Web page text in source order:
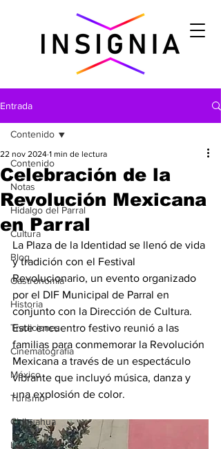
Entrada
Contenido
Notas
Hidalgo del Parral
Cultura
Blog
Gastronomìa
Historia
Tradiciones
Cinematografía
México
Turismo
Chihuahua
Leyendas
Contenido
Celebración de la
Revolución Mexicana
en Parral
22 nov 2024 1 min de lectura
La Plaza de la Identidad se llenó de vida
y tradición con el Festival
Revolucionario, un evento organizado
por el DIF Municipal de Parral en
conjunto con la Dirección de Cultura.
Este encuentro festivo reunió a las
familias para conmemorar la Revolución
Mexicana a través de un espectáculo
vibrante que incluyó música, danza y
una explosión de color.